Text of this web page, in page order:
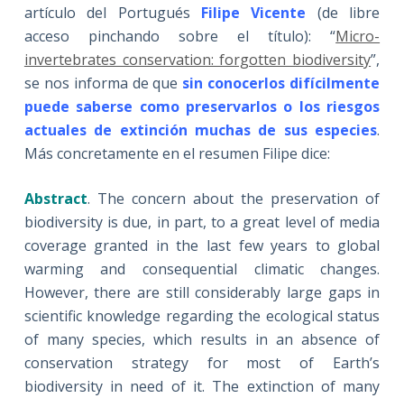
artículo del Portugués Filipe Vicente (de libre
acceso pinchando sobre el título): “Micro-
invertebrates conservation: forgotten biodiversity”,
se nos informa de que sin conocerlos difícilmente
puede saberse como preservarlos o los riesgos
actuales de extinción muchas de sus especies.
Más concretamente en el resumen Filipe dice:
Abstract. The concern about the preservation of
biodiversity is due, in part, to a great level of media
coverage granted in the last few years to global
warming and consequential climatic changes.
However, there are still considerably large gaps in
scientific knowledge regarding the ecological status
of many species, which results in an absence of
conservation strategy for most of Earth’s
biodiversity in need of it. The extinction of many